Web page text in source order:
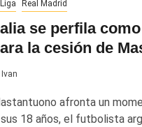
Real Madrid
se perfila
la cesión de
Ivan
afronta un
18 años, el futbolista